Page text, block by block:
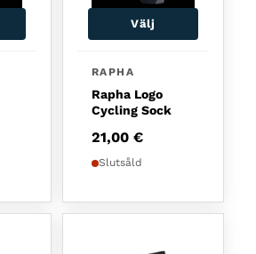
Välj
RAPHA
Rapha Logo
Cycling Sock
21,00 €
Slutsåld